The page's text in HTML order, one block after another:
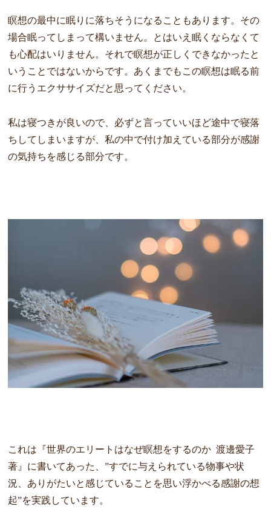
瞑想の最中に眠りに落ちそうになることもあります。その
場合眠ってしまって構いません。とはいえ眠くならなくて
も心配はいりません。それで瞑想が正しくできなかったと
いうことではないからです。あくまでもこの瞑想は眠る前
に行うエクササイズだと思ってください。
私は寝つきが良いので、必ずと言っていいほど途中で寝落
ちしてしまいますが、私の中で付け加えている部分が感謝
の気持ちを感じる部分です。
これは『世界のエリートはなぜ瞑想をするのか 渡邊愛子
著』に書いてあった、”すでに与えられている物事や状
況、ありがたいと感じていることを思い浮かべる感謝の想
起”を実践しています。